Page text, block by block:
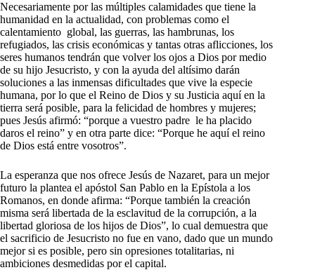
Necesariamente por las múltiples calamidades que tiene la
humanidad en la actualidad, con problemas como el
calentamiento global, las guerras, las hambrunas, los
refugiados, las crisis económicas y tantas otras aflicciones, los
seres humanos tendrán que volver los ojos a Dios por medio
de su hijo Jesucristo, y con la ayuda del altísimo darán
soluciones a las inmensas dificultades que vive la especie
humana, por lo que el Reino de Dios y su Justicia aquí en la
tierra será posible, para la felicidad de hombres y mujeres;
pues Jesús afirmó: “porque a vuestro padre le ha placido
daros el reino” y en otra parte dice: “Porque he aquí el reino
de Dios está entre vosotros”.
La esperanza que nos ofrece Jesús de Nazaret, para un mejor
futuro la plantea el apóstol San Pablo en la Epístola a los
Romanos, en donde afirma: “Porque también la creación
misma será libertada de la esclavitud de la corrupción, a la
libertad gloriosa de los hijos de Dios”, lo cual demuestra que
el sacrificio de Jesucristo no fue en vano, dado que un mundo
mejor si es posible, pero sin opresiones totalitarias, ni
ambiciones desmedidas por el capital.